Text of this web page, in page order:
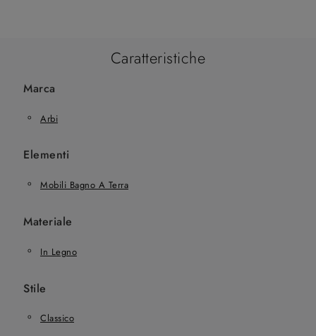
Caratteristiche
Marca
Arbi
Elementi
Mobili Bagno A Terra
Materiale
In Legno
Stile
Classico